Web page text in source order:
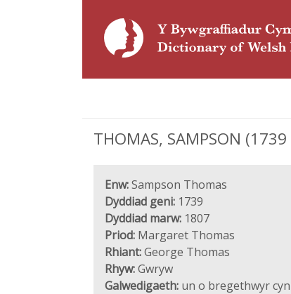
THOMAS, SAMPSON
Enw:Sampson Thomas
Dyddiad geni: 1739
Dyddiad marw: 1807
Priod: Margaret Thomas
Rhiant:George Thomas
Rhyw:Gwryw
Galwedigaeth: un o bregethwyr